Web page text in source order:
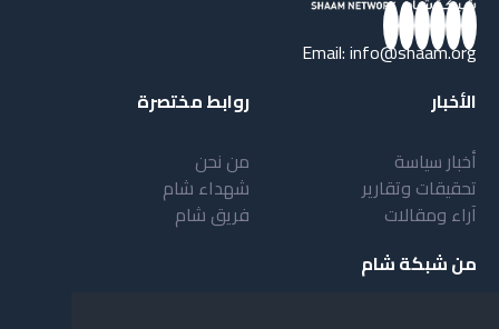
Email:info@shaam.org
الأخبار
أخبار سياسة
تحقيقات وتقارير
آراء ومقالات
روابط مختصرة
من نحن
شهداء شام
فريق شام
من شبكة شام